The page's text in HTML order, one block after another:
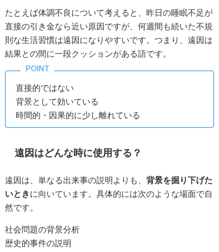
たとえば体調不良について考えると、昨日の睡眠不足が
直接の引き金なら近い原因ですが、何週間も続いた不規
則な生活習慣は遠因になりやすいです。つまり、遠因は
結果との間に一段クッションがある語です。
直接的ではない
背景として効いている
時間的・因果的に少し離れている
遠因はどんな時に使用する？
遠因は、単なる出来事の説明よりも、 背景を掘り下げた
いとき に向いています。具体的には次のような場面で自
然です。
社会問題の背景分析
歴史的事件の説明